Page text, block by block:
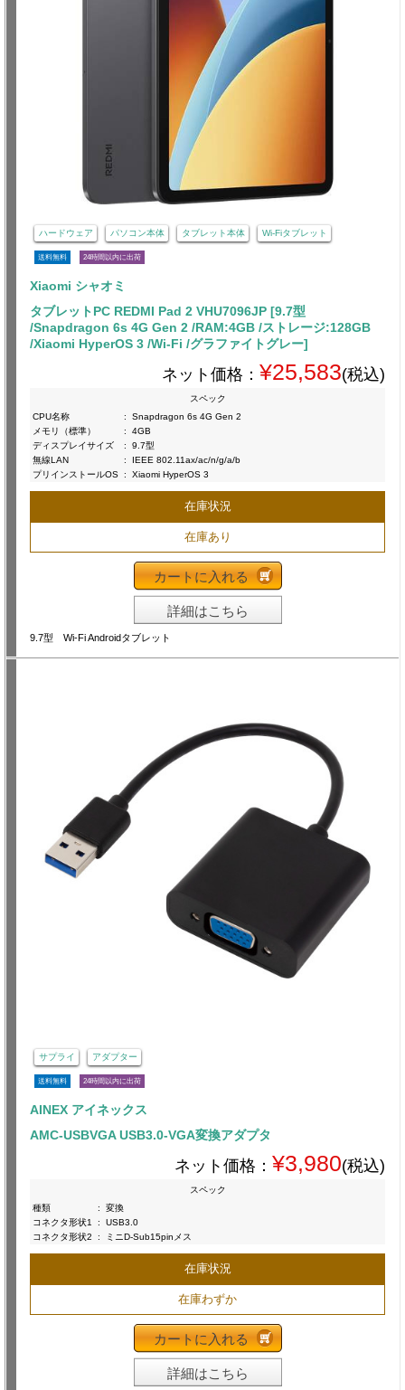
ハードウェア パソコン本体 タブレット本体 Wi-Fiタブレット
送料無料 24時間以内に出荷
Xiaomi シャオミ
タブレットPC REDMI Pad 2 VHU7096JP [9.7型
/Snapdragon 6s 4G Gen 2 /RAM:4GB /ストレージ:128GB
/Xiaomi HyperOS 3 /Wi-Fi /グラファイトグレー]
ネット価格： ¥25,583(税込)
スペック
CPU名称
:
Snapdragon 6s 4G Gen 2
メモリ（標準）
:
4GB
ディスプレイサイズ
:
9.7型
無線LAN
:
IEEE 802.11ax/ac/n/g/a/b
プリインストールOS : Xiaomi HyperOS 3
在庫状況
在庫あり
カートに入れる
詳細はこちら
9.7型 Wi-Fi Androidタブレット
サプライ アダプター
送料無料 24時間以内に出荷
AINEX アイネックス
AMC-USBVGA USB3.0-VGA変換アダプタ
ネット価格： ¥3,980(税込)
スペック
種類
:
変換
コネクタ形状1
:
USB3.0
コネクタ形状2
: ミニD-Sub15pinメス
在庫状況
在庫わずか
カートに入れる
詳細はこちら